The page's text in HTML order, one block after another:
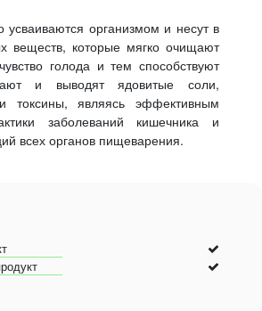
усваиваются организмом и несут в
веществ, которые мягко очищают
голода и тем способствуют
и выводят ядовитые соли,
токсины, являясь эффективным
заболеваний кишечника и
всех органов пищеварения.